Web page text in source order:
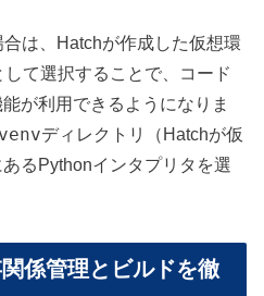
は、Hatchが作成した仮想環
て選択することで、コード
が利用できるようになりま
ディレクトリ（Hatchが仮
るPythonインタプリタを選
係管理とビルドを徹